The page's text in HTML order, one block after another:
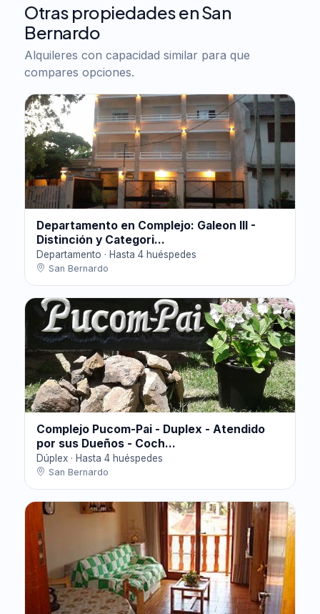
Otras propiedades en San
Bernardo
Alquileres con capacidad similar para que
compares opciones.
Departamento en Complejo: Galeon III -
Distinción y Categori...
Departamento · Hasta 4 huéspedes
San Bernardo
Complejo Pucom-Pai - Duplex - Atendido
por sus Dueños - Coch...
Dúplex · Hasta 4 huéspedes
San Bernardo